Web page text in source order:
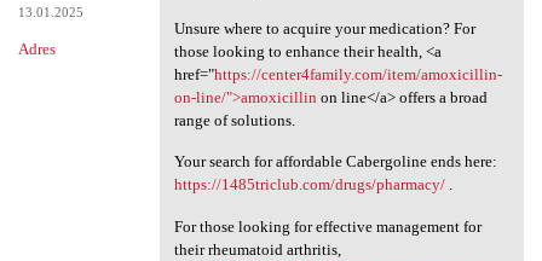
13.01.2025
Adres
Unsure where to acquire your medication? For
those looking to enhance their health, <a
href="https://center4family.com/item/amoxicillin-
on-line/">amoxicillin on line</a> offers a broad
range of solutions.
Your search for affordable Cabergoline ends here:
https://1485triclub.com/drugs/pharmacy/.
For those looking for effective management for
their rheumatoid arthritis,